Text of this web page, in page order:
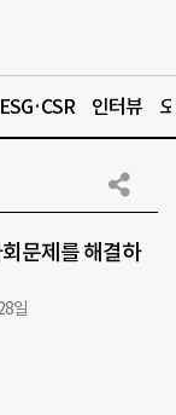
ESG·CSR 인터뷰
문제를 해결하
일